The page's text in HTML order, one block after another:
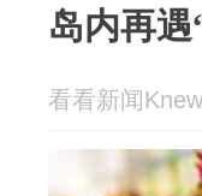
岛内再
看看新闻